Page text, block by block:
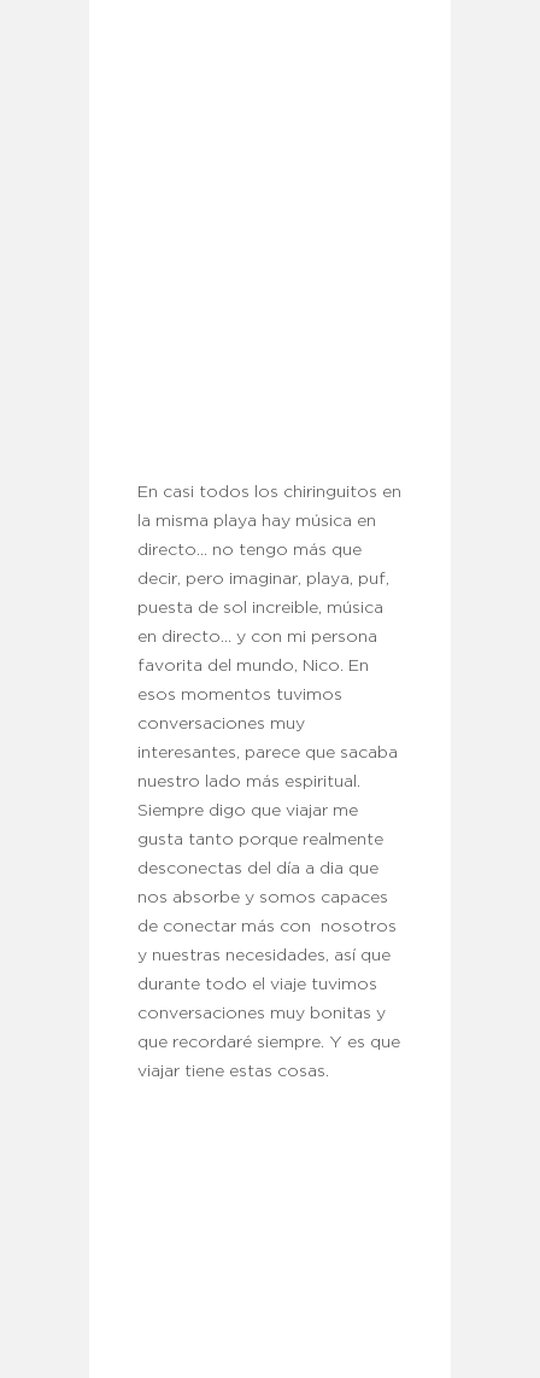
En casi todos los chiringuitos en
la misma playa hay música en
directo… no tengo más que
decir, pero imaginar, playa, puf,
puesta de sol increible, música
en directo… y con mi persona
favorita del mundo, Nico. En
esos momentos tuvimos
conversaciones muy
interesantes, parece que sacaba
nuestro lado más espiritual.
Siempre digo que viajar me
gusta tanto porque realmente
desconectas del día a dia que
nos absorbe y somos capaces
de conectar más con nosotros
y nuestras necesidades, así que
durante todo el viaje tuvimos
conversaciones muy bonitas y
que recordaré siempre. Y es que
viajar tiene estas cosas.